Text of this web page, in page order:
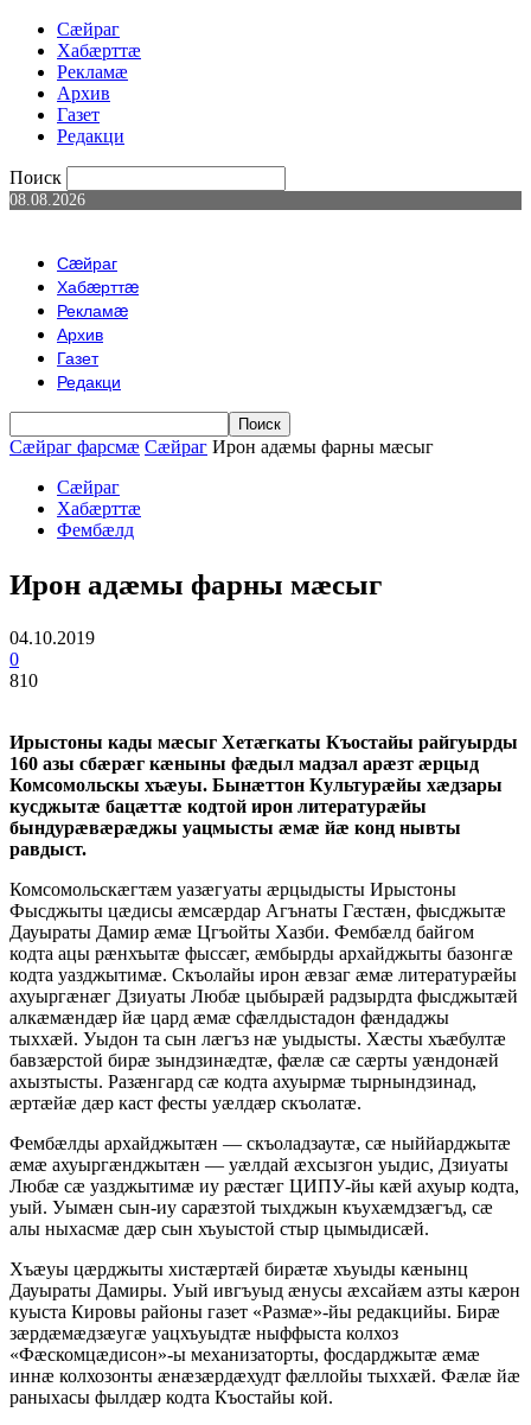
Сæйраг
Хабæрттæ
Рекламæ
Архив
Газет
Редакци
Поиск
08.08.2026
Сæйраг
Хабæрттæ
Рекламæ
Архив
Газет
Редакци
Сæйраг фарсмæ Сæйраг Ирон адӕмы фарны мӕсыг
Сæйраг
Хабæрттæ
Фембæлд
Ирон адӕмы фарны мӕсыг
04.10.2019
0
810
Ирыстоны кады мӕсыг Хетӕгкаты Къостайы райгуырды
160 азы сбӕрӕг кӕныны фӕдыл мадзал арӕзт ӕрцыд
Комсомольскы хъӕуы. Бынӕттон Культурӕйы хӕдзары
кусджытӕ бацӕттӕ кодтой ирон литературӕйы
бындурӕвӕрӕджы уацмысты ӕмӕ йӕ конд нывты
равдыст.
Комсомольскӕгтӕм уазӕгуаты ӕрцыдысты Ирыстоны
Фысджыты цӕдисы ӕмсӕрдар Агънаты Гӕстӕн, фысджытӕ
Дауыраты Дамир ӕмӕ Цгъойты Хазби. Фембӕлд байгом
кодта ацы рӕнхъытӕ фыссӕг, ӕмбырды архайджыты базонгӕ
кодта уазджытимӕ. Скъолайы ирон ӕвзаг ӕмӕ литературӕйы
ахуыргӕнӕг Дзиуаты Любӕ цыбырӕй радзырдта фысджытӕй
алкӕмӕндӕр йӕ цард ӕмӕ сфӕлдыстадон фӕндаджы
тыххӕй. Уыдон та сын лӕгъз нӕ уыдысты. Хӕсты хъӕбултӕ
бавзӕрстой бирӕ зындзинӕдтӕ, фӕлӕ сӕ сӕрты уӕндонӕй
ахызтысты. Разӕнгард сӕ кодта ахуырмӕ тырнындзинад,
ӕртӕйӕ дӕр каст фесты уӕлдӕр скъолатӕ.
Фембӕлды архайджытӕн — скъоладзаутӕ, сӕ ныййарджытӕ
ӕмӕ ахуыргӕнджытӕн — уӕлдай ӕхсызгон уыдис, Дзиуаты
Любӕ сӕ уазджытимӕ иу рӕстӕг ЦИПУ-йы кӕй ахуыр кодта,
уый. Уымӕн сын-иу сарӕзтой тыхджын къухӕмдзӕгъд, сӕ
алы ныхасмӕ дӕр сын хъуыстой стыр цымыдисӕй.
Хъӕуы цӕрджыты хистӕртӕй бирӕтӕ хъуыды кӕнынц
Дауыраты Дамиры. Уый ивгъуыд ӕнусы ӕхсайӕм азты кӕрон
куыста Кировы районы газет «Размӕ»-йы редакцийы. Бирӕ
зӕрдӕмӕдзӕугӕ уацхъуыдтӕ ныффыста колхоз
«Фӕскомцӕдисон»-ы механизаторты, фосдарджытӕ ӕмӕ
иннӕ колхозонты ӕнӕзӕрдӕхудт фӕллойы тыххӕй. Фӕлӕ йӕ
раныхасы фылдӕр кодта Къостайы кой.